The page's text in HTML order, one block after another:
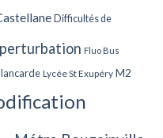
Difficultés de
Fluo Bus
Lycée St Exupéry M2